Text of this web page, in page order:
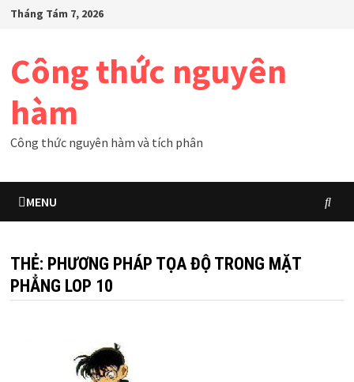
SkipTháng Tám 7, 2026
Công thức nguyên
hàm
Công thức nguyên hàm và tích phân
MENU
THẺ: PHƯƠNG PHÁP TỌA ĐỘ TRONG MẶT
PHẲNG LOP 10